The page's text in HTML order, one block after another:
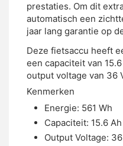
prestaties. Om dit
automatisch een
jaar lang garantie op
Deze fietsaccu heeft
een capaciteit van
output voltage van 36
Kenmerken
Energie: 561 Wh
Capaciteit: 15.6 Ah
Output Voltage: